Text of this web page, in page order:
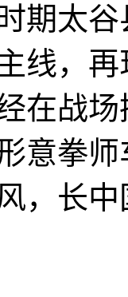
太谷
线，
经在
意拳
，长